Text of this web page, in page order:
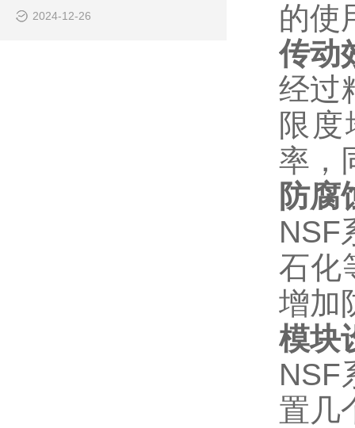
2024-12-26
的使
传动
经过
限
率，
防腐
NSF
石化
增加
模块
NSF
置几